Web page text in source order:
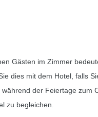
Gästen im Zimmer
dies mit dem Hotel, falls
der Feiertage zum
zu begleichen.